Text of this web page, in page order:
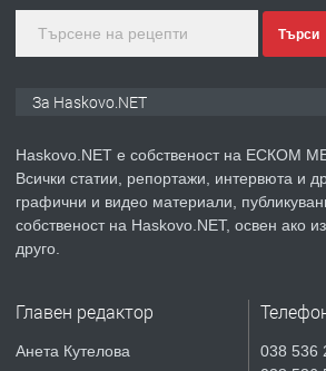
ПРЕДЛАГА СГЛОБЯВАНЕ НА
Търси
За Haskovo.NET
Haskovo.NET е собственост на ЕСКОМ
Всички статии, репортажи, интервюта и
графични и видео материали,
собственост на Haskovo.NET, освен ако
друго.
Главен редактор
Анета Кутелова
038 536